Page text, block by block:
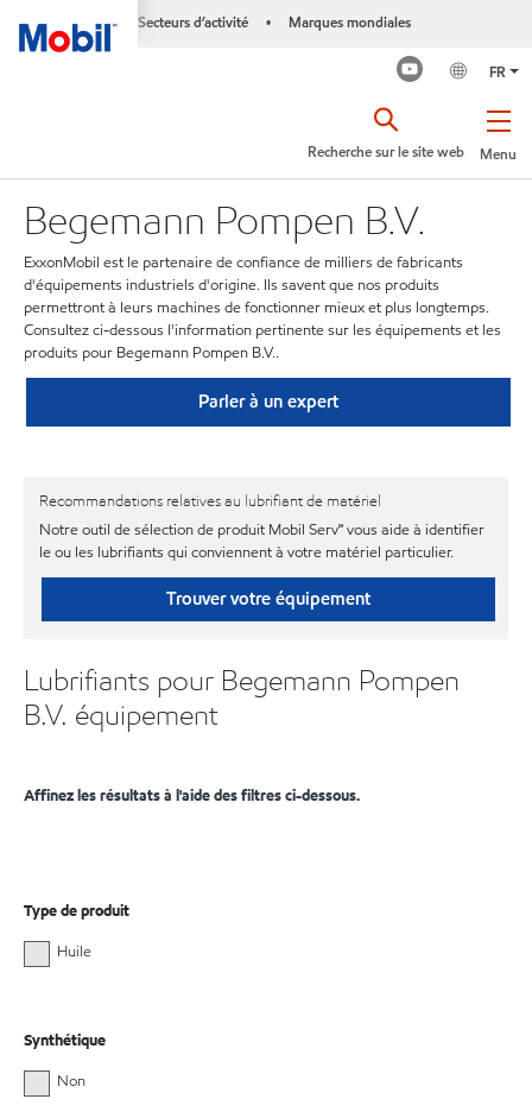
Secteurs d’activité • Marques mondiales
FR
Menu
Recherche sur le site web
Begemann Pompen B.V.
ExxonMobil est le partenaire de confiance de milliers de fabricants
d'équipements industriels d'origine. Ils savent que nos produits
permettront à leurs machines de fonctionner mieux et plus longtemps.
Consultez ci-dessous l'information pertinente sur les équipements et les
produits pour Begemann Pompen B.V..
Parler à un expert
Recommandations relatives au lubrifiant de matériel
Notre outil de sélection de produit Mobil Serv℠ vous aide à identifier
le ou les lubrifiants qui conviennent à votre matériel particulier.
Trouver votre équipement
Lubrifiants pour Begemann Pompen
B.V. équipement
Affinez les résultats à l'aide des filtres ci-dessous.
Type de produit
Huile
Synthétique
Non